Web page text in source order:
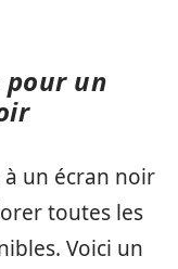
pour un
à un écran noir
toutes les
Voici un